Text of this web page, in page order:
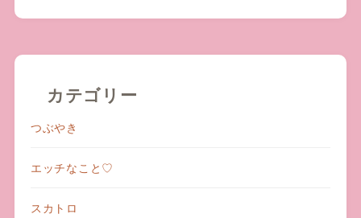
カテゴリー
つぶやき
エッチなこと♡
スカトロ